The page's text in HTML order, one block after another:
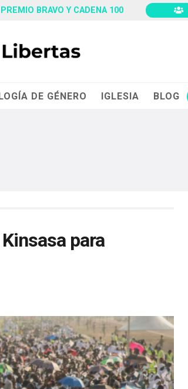
BRAVO Y CADENA 100
DE GÉNERO IGLESIA BLOG
para